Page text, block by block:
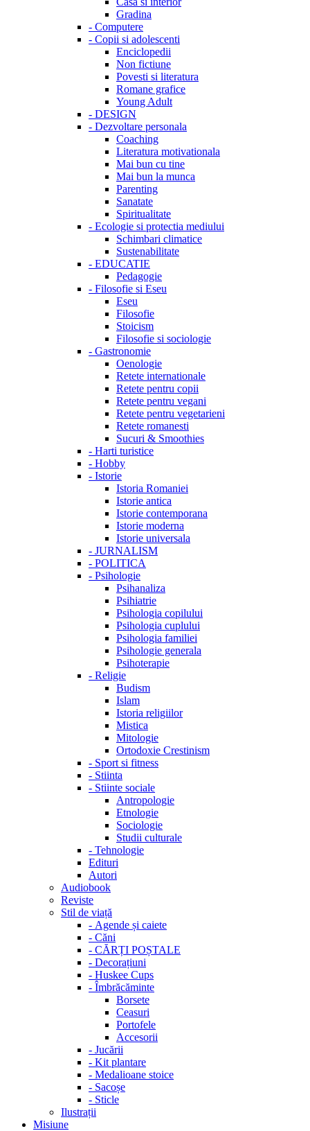
Gradina
- Computere
- Copii si adolescenti
Enciclopedii
Non fictiune
Povesti si literatura
Romane grafice
Young Adult
- DESIGN
- Dezvoltare personala
Coaching
Literatura motivationala
Mai bun cu tine
Mai bun la munca
Parenting
Sanatate
Spiritualitate
- Ecologie si protectia mediului
Schimbari climatice
Sustenabilitate
- EDUCATIE
Pedagogie
- Filosofie si Eseu
Eseu
Filosofie
Stoicism
Filosofie si sociologie
- Gastronomie
Oenologie
Retete internationale
Retete pentru copii
Retete pentru vegani
Retete pentru vegetarieni
Retete romanesti
Sucuri & Smoothies
- Harti turistice
- Hobby
- Istorie
Istoria Romaniei
Istorie antica
Istorie contemporana
Istorie moderna
Istorie universala
- JURNALISM
- POLITICA
- Psihologie
Psihanaliza
Psihiatrie
Psihologia copilului
Psihologia cuplului
Psihologia familiei
Psihologie generala
Psihoterapie
- Religie
Budism
Islam
Istoria religiilor
Mistica
Mitologie
Ortodoxie Crestinism
- Sport si fitness
- Stiinta
- Stiinte sociale
Antropologie
Etnologie
Sociologie
Studii culturale
- Tehnologie
Edituri
Autori
Audiobook
Reviste
Stil de viață
- Agende și caiete
- Căni
- CĂRȚI POȘTALE
- Decorațiuni
- Huskee Cups
- Îmbrăcăminte
Borsete
Ceasuri
Portofele
Accesorii
- Jucării
- Kit plantare
- Medalioane stoice
- Sacoșe
- Sticle
Ilustrații
Misiune